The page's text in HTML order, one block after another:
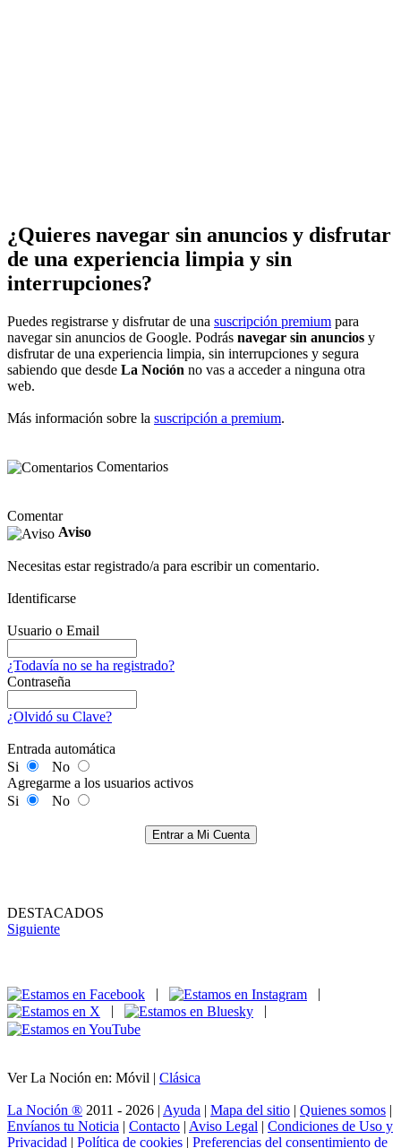
¿Quieres navegar sin anuncios y disfrutar
de una experiencia limpia y sin
interrupciones?
Puedes registrarse y disfrutar de una suscripción premium para
navegar sin anuncios de Google. Podrás navegar sin anuncios y
disfrutar de una experiencia limpia, sin interrupciones y segura
sabiendo que desde La Noción no vas a acceder a ninguna otra
web.
Más información sobre la suscripción a premium.
Comentarios
Comentar
Aviso
Necesitas estar registrado/a para escribir un comentario.
Identificarse
Usuario o Email
¿Todavía no se ha registrado?
Contraseña
¿Olvidó su Clave?
Entrada automática
Si
No
Agregarme a los usuarios activos
Si
No
Entrar a Mi Cuenta
DESTACADOS
Siguiente
|
|
|
|
Ver La Noción en: Móvil | Clásica
La Noción ® 2011 - 2026 | Ayuda | Mapa del sitio | Quienes somos |
Envíanos tu Noticia | Contacto | Aviso Legal | Condiciones de Uso y
Privacidad | Política de cookies | Preferencias del consentimiento de